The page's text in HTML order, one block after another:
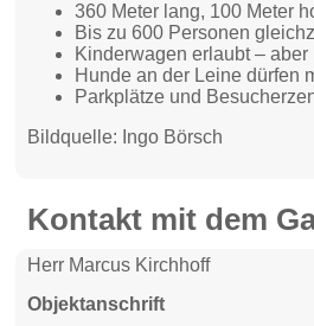
360 Meter lang, 100 Meter
Bis zu 600 Personen
Kinderwagen erlaubt –
Hunde an der Leine dürfen
Parkplätze und
Bildquelle: Ingo Börsch
Kontakt mit dem
Herr Marcus Kirchhoff
Objektanschrift